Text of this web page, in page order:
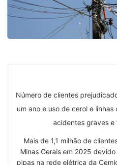
Número de clientes
um ano e uso de cerol e
acidentes graves e
Mais de 1,1 milhão de
Minas Gerais em 2025
pipas na rede elétrica da